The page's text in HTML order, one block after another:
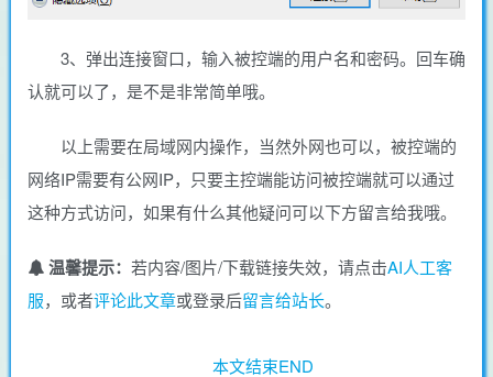
3、弹出连接窗口，输入被控端的用户名和密码。回车确
认就可以了，是不是非常简单哦。
以上需要在局域网内操作，当然外网也可以，被控端的
网络IP需要有公网IP，只要主控端能访问被控端就可以通过
这种方式访问，如果有什么其他疑问可以下方留言给我哦。
温馨提示： 若内容/图片/下载链接失效，请点击AI人工客
服，或者评论此文章或登录后留言给站长。
本文结束END